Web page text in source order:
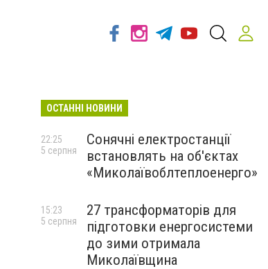
ОСТАННІ НОВИНИ
Сонячні електростанції
встановлять на об'єктах
«Миколаївоблтеплоенерго»
22:25
5 серпня
27 трансформаторів для
підготовки енергосистеми
до зими отримала
Миколаївщина
15:23
5 серпня